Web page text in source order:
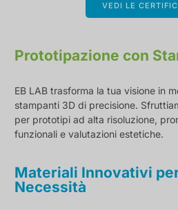
VEDI LE
Prototipazione con
EB LAB trasforma la tua visione in
stampanti 3D di precisione.
per prototipi ad alta risoluzione,
funzionali e valutazioni estetiche.
Materiali Innovativi
Necessità